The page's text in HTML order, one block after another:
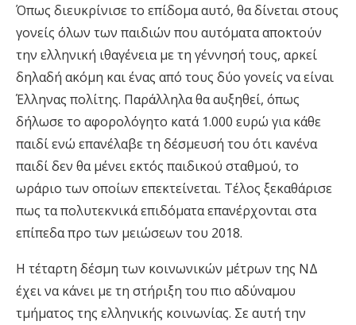
Όπως διευκρίνισε το επίδομα αυτό, θα δίνεται στους
γονείς όλων των παιδιών που αυτόματα αποκτούν
την ελληνική ιθαγένεια με τη γέννησή τους, αρκεί
δηλαδή ακόμη και ένας από τους δύο γονείς να είναι
Έλληνας πολίτης. Παράλληλα θα αυξηθεί, όπως
δήλωσε το αφορολόγητο κατά 1.000 ευρώ για κάθε
παιδί ενώ επανέλαβε τη δέσμευσή του ότι κανένα
παιδί δεν θα μένει εκτός παιδικού σταθμού, το
ωράριο των οποίων επεκτείνεται. Τέλος ξεκαθάρισε
πως τα πολυτεκνικά επιδόματα επανέρχονται στα
επίπεδα προ των μειώσεων του 2018.
Η τέταρτη δέσμη των κοινωνικών μέτρων της ΝΔ
έχει να κάνει με τη στήριξη του πιο αδύναμου
τμήματος της ελληνικής κοινωνίας. Σε αυτή την